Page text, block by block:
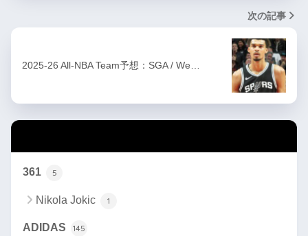
次の記事
2025-26 All-NBA Team予想：SGA / We…
361 5
Nikola Jokic 1
ADIDAS 145